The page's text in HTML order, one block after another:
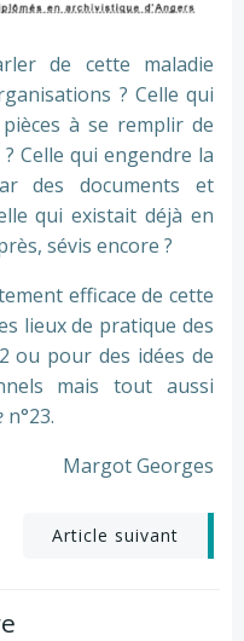
de cette maladie
? Celle qui
à se remplir de
? Celle qui engendre la
des documents et
qui existait déjà en
sévis encore ?
efficace de cette
lieux de pratique des
ou pour des idées de
mais tout aussi
n°23.
Margot Georges
PostArticle suivant